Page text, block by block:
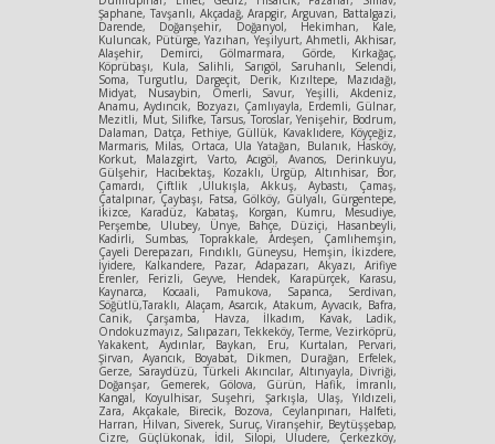
Şaphane, Tavşanlı, Akçadağ, Arapgir, Arguvan, Battalgazi,
Darende, Doğanşehir, Doğanyol, Hekimhan, Kale,
Kuluncak, Pütürge, Yazıhan, Yeşilyurt, Ahmetli, Akhisar,
Alaşehir, Demirci, Gölmarmara, Görde, Kırkağaç,
Köprübaşı, Kula, Salihli, Sarıgöl, Saruhanlı, Selendi,
Soma, Turgutlu, Dargeçit, Derik, Kızıltepe, Mazıdağı,
Midyat, Nusaybin, Ömerli, Savur, Yeşilli, Akdeniz,
Anamu, Aydıncık, Bozyazı, Çamlıyayla, Erdemli, Gülnar,
Mezitli, Mut, Silifke, Tarsus, Toroslar, Yenişehir, Bodrum,
Dalaman, Datça, Fethiye, Güllük, Kavaklıdere, Köyçeğiz,
Marmaris, Milas, Ortaca, Ula Yatağan, Bulanık, Hasköy,
Korkut, Malazgirt, Varto, Acıgöl, Avanos, Derinkuyu,
Gülşehir, Hacıbektaş, Kozaklı, Ürgüp, Altınhisar, Bor,
Çamardı, Çiftlik ,Ulukışla, Akkuş, Aybastı, Çamaş,
Çatalpınar, Çaybaşı, Fatsa, Gölköy, Gülyalı, Gürgentepe,
İkizce, Karadüz, Kabataş, Korgan, Kumru, Mesudiye,
Perşembe, Ulubey, Ünye, Bahçe, Düziçi, Hasanbeyli,
Kadirli, Sumbas, Toprakkale, Ardeşen, Çamlıhemşin,
Çayeli Derepazarı, Fındıklı, Güneysu, Hemşin, İkizdere,
İyidere, Kalkandere, Pazar, Adapazarı, Akyazı, Arifiye
Erenler, Ferizli, Geyve, Hendek, Karapürçek, Karasu,
Kaynarca, Kocaali, Pamukova, Sapanca, Serdivan,
Söğütlü,Taraklı, Alaçam, Asarcık, Atakum, Ayvacık, Bafra,
Canik, Çarşamba, Havza, İlkadım, Kavak, Ladik,
Ondokuzmayız, Salıpazarı, Tekkeköy, Terme, Vezirköprü,
Yakakent, Aydınlar, Baykan, Eru, Kurtalan, Pervari,
Şirvan, Ayancık, Boyabat, Dikmen, Durağan, Erfelek,
Gerze, Saraydüzü, Türkeli Akıncılar, Altınyayla, Divriği,
Doğanşar, Gemerek, Gölova, Gürün, Hafik, İmranlı,
Kangal, Koyulhisar, Suşehri, Şarkışla, Ulaş, Yıldızeli,
Zara, Akçakale, Birecik, Bozova, Ceylanpınarı, Halfeti,
Harran, Hilvan, Siverek, Suruç, Viranşehir, Beytüşşebap,
Cizre, Güçlükonak, İdil, Silopi, Uludere, Çerkezköy,